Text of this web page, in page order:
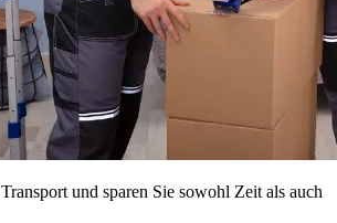
und sparen Sie sowohl Zeit als auch